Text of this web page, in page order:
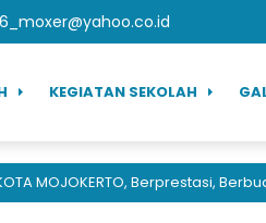
KEGIATAN SEKOLAH
MOJOKERTO, Berprestasi,